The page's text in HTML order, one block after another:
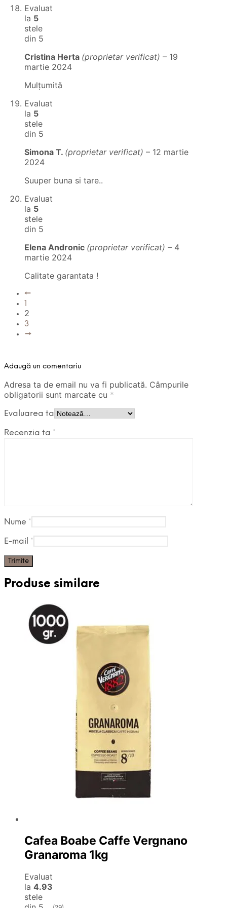
Evaluat
la 5
stele
din 5
Cristina Herta (proprietar verificat) – 19
martie 2024
Mulțumită
Evaluat
la 5
stele
din 5
Simona T. (proprietar verificat) – 12 martie
2024
Suuper buna si tare..
Evaluat
la 5
stele
din 5
Elena Andronic (proprietar verificat) – 4
martie 2024
Calitate garantata !
←
1
2
3
→
Adaugă un comentariu
Adresa ta de email nu va fi publicată. Câmpurile
obligatorii sunt marcate cu *
Evaluarea ta
Recenzia ta *
Nume *
E-mail *
Produse similare
Cafea Boabe Caffe Vergnano
Granaroma 1kg
Evaluat
la 4.93
stele